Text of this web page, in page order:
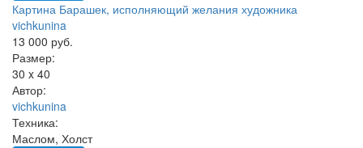
Картина Барашек, исполняющий желания художника
vichkunina
13 000 руб.
Размер:
30 x 40
Автор:
vichkunina
Техника:
Маслом, Холст